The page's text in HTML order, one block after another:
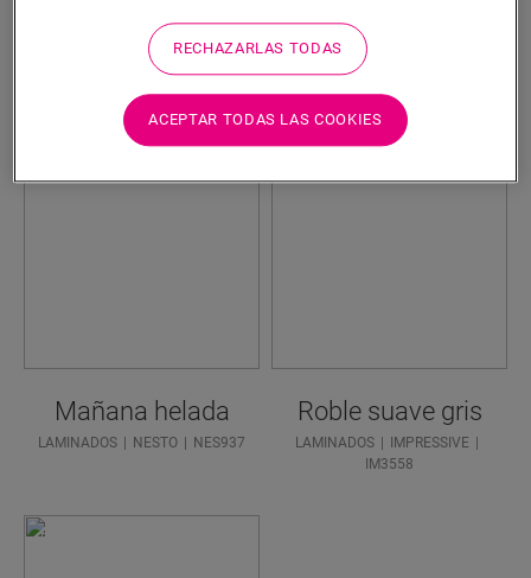
Gris oscuro
Mañana helada
LAMINADOS NESTO NES937
Roble suave gris
LAMINADOS
IMPRESSIVE
IM3558
RECHAZARLAS TODAS
ACEPTAR TODAS LAS COOKIES